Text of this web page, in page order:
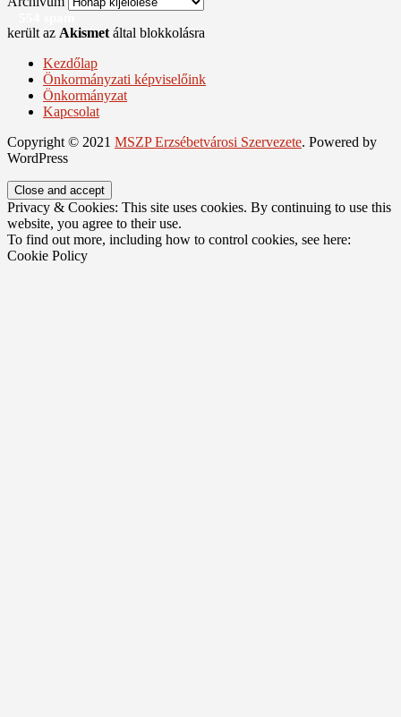
került az Akismet által blokkolásra
Kezdőlap
Önkormányzati képviselőink
Önkormányzat
Kapcsolat
Copyright © 2021 MSZP Erzsébetvárosi Szervezete. Powered by
WordPress
Privacy & Cookies: This site uses cookies. By continuing to use this
website, you agree to their use.
To find out more, including how to control cookies, see here:
Cookie Policy